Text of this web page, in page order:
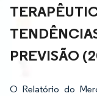
PREVISÃO
O Relatório do